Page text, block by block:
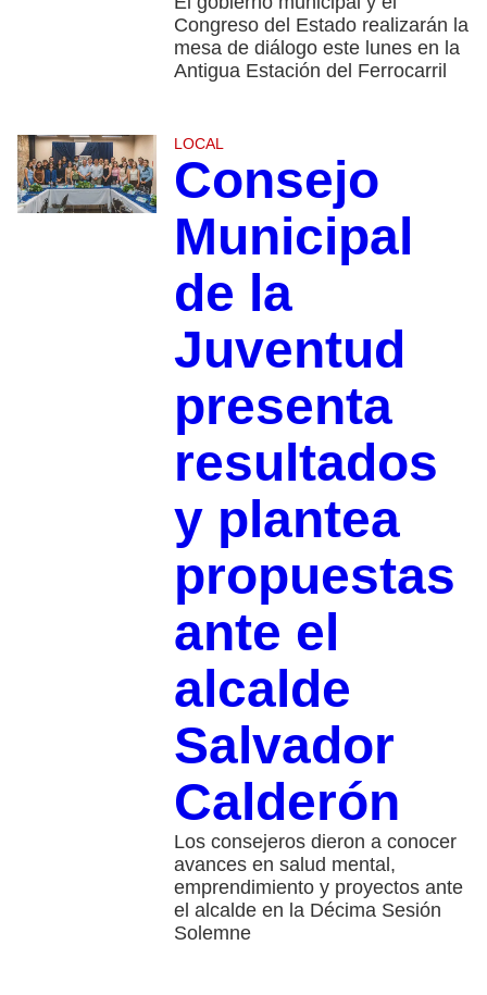
Congreso del Estado realizarán la
mesa de diálogo este lunes en la
Antigua Estación del Ferrocarril
LOCAL
Consejo
Municipal
de la
Juventud
presenta
resultados
y plantea
propuestas
ante el
alcalde
Salvador
Calderón
Los consejeros dieron a conocer
avances en salud mental,
emprendimiento y proyectos ante
el alcalde en la Décima Sesión
Solemne